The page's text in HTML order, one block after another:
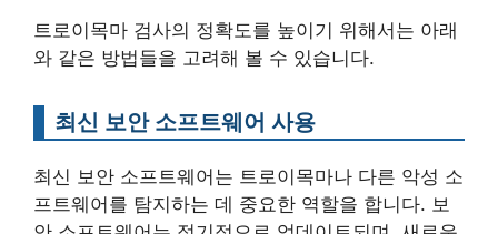
트로이목마 검사의 정확도를 높이기 위해서는 아래
와 같은 방법들을 고려해 볼 수 있습니다.
최신 보안 소프트웨어 사용
최신 보안 소프트웨어는 트로이목마나 다른 악성 소
프트웨어를 탐지하는 데 중요한 역할을 합니다. 보